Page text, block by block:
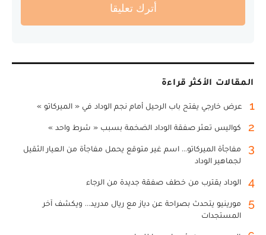
أترك تعليقا
المقالات الأكثر قراءة
1 عرض خارجي يفتح باب الرحيل أمام نجم الوداد في « الميركاتو »
2 كواليس تعثر صفقة الوداد الضخمة بسبب « شرط واحد »
3
مفاجأة الميركاتو... اسم غير متوقع يحمل مفاجأة من العيار الثقيل
لجماهير الوداد
4 الوداد يقترب من خطف صفقة جديدة من الرجاء
5
مورينيو يتحدث بصراحة عن دياز مع ريال مدريد... ويكشف آخر
المستجدات